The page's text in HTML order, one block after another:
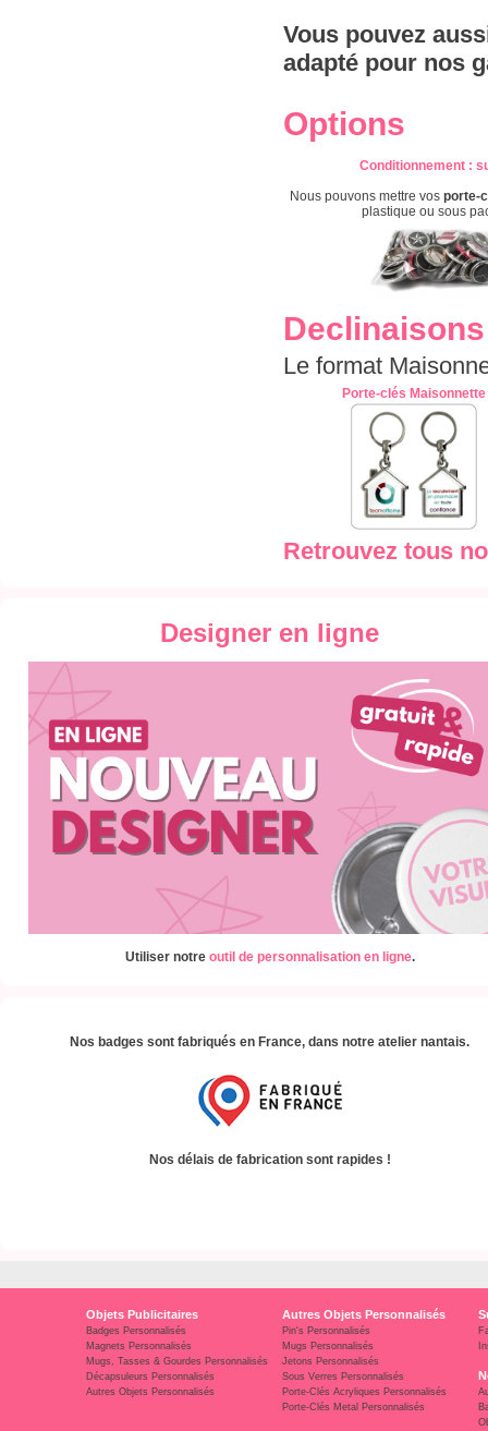
Vous pouvez
adapté pour nos
Options
Conditionnement : s
Nous pouvons mettre vos porte-
plastique ou sous
Declinaisons
Le format
Porte-clés Maisonnette
Retrouvez tous
Designer en ligne
Utiliser notre outil de personnalisation en ligne.
Nos badges sont fabriqués en France, dans notre atelier nantais.
Nos délais de fabrication sont rapides !
Objets Publicitaires
Badges Personnalisés
Magnets Personnalisés
Mugs, Tasses & Gourdes Personnalisés
Décapsuleurs Personnalisés
Autres Objets Personnalisés
Autres Objets Personnalisés
Pin's Personnalisés
Mugs Personnalisés
Jetons Personnalisés
Sous Verres Personnalisés
Porte-Clés Acryliques Personnalisés
Porte-Clés Metal Personnalisés